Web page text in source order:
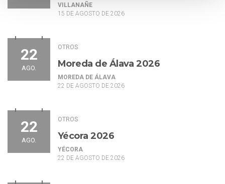
VILLANAÑE
15 DE AGOSTO DE 2026
22
AGO.
OTROS
Moreda de Álava 2026
MOREDA DE ÁLAVA
22 DE AGOSTO DE 2026
22
AGO.
OTROS
Yécora 2026
YÉCORA
22 DE AGOSTO DE 2026